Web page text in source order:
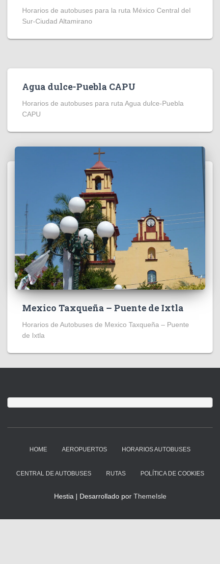
Horarios de autobuses para la ruta México Central del
Sur-Ciudad Altamirano
Agua dulce-Puebla CAPU
Horarios de autobuses para ruta Agua dulce-Puebla
CAPU
Mexico Taxqueña – Puente de Ixtla
Horarios de Autobuses de Mexico Taxqueña – Puente
de Ixtla
HOME AEROPUERTOS HORARIOS AUTOBUSES
CENTRAL DE AUTOBUSES RUTAS POLÍTICA DE COOKIES
Hestia | Desarrollado por ThemeIsle